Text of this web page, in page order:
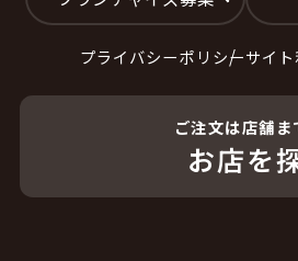
プライバシーポリシーサイ
ご注文は店舗ま
お店を